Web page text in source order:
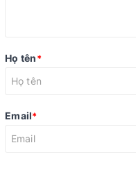
Họ tên*
Email*